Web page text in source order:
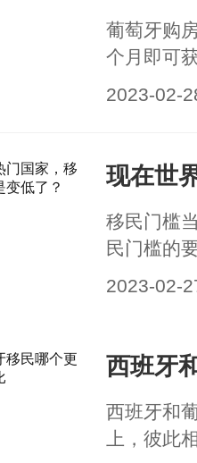
葡萄牙购
个月即可获批; 2、对申请人无学历
来源、商
2023-02-
移民门槛
民门槛的
一些国家
2023-02-
西班牙和
上，彼此